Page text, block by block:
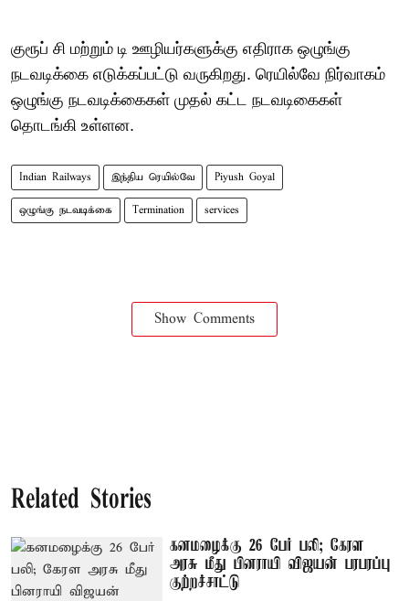
குரூப் சி மற்றும் டி ஊழியர்களுக்கு எதிராக ஒழுங்கு
நடவடிக்கை எடுக்கப்பட்டு வருகிறது. ரெயில்வே நிர்வாகம்
ஒழுங்கு நடவடிக்கைகள் முதல் கட்ட நடவடிகைகள்
தொடங்கி உள்ளன.
Indian Railways இந்திய ரெயில்வே Piyush Goyal
ஒழுங்கு நடவடிக்கை Termination services
Show Comments
Related Stories
கனமழைக்கு 26 பேர் பலி; கேரள
அரசு மீது பினராயி விஜயன் பரபரப்பு
குற்றச்சாட்டு